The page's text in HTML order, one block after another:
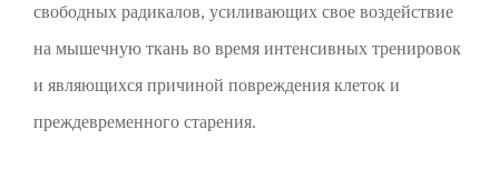
свободных радикалов, усиливающих свое воздействие
на мышечную ткань во время интенсивных тренировок
и являющихся причиной повреждения клеток и
преждевременного старения.